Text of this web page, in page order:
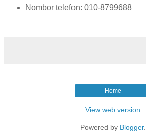
Nombor telefon: 010-8799688
Home
View web version
Powered by Blogger.